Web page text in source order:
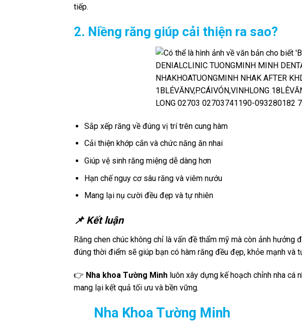
tiếp.
2. Niềng răng giúp cải thiện ra sao?
Sắp xếp răng về đúng vị trí trên cung hàm
Cải thiện khớp cắn và chức năng ăn nhai
Giúp vệ sinh răng miệng dễ dàng hơn
Hạn chế nguy cơ sâu răng và viêm nướu
Mang lại nụ cười đều đẹp và tự nhiên
📌 Kết luận
Răng chen chúc không chỉ là vấn đề thẩm mỹ mà còn ảnh hưởng
đúng thời điểm sẽ giúp bạn có hàm răng đều đẹp, khỏe mạnh và
👉 Nha khoa Tường Minh luôn xây dựng kế hoạch chỉnh nha cá
mang lại kết quả tối ưu và bền vững.
Nha Khoa Tường Minh